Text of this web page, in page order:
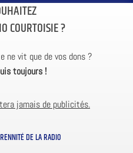
COURTOISIE ?
ne vit que de vos dons ?
toujours !
jamais de publicités.
DE LA RADIO